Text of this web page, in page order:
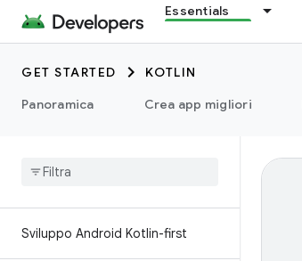
Essentials
GET STARTED
KOTLIN
Panoramica
Crea app migliori
Sviluppo Android Kotlin-first